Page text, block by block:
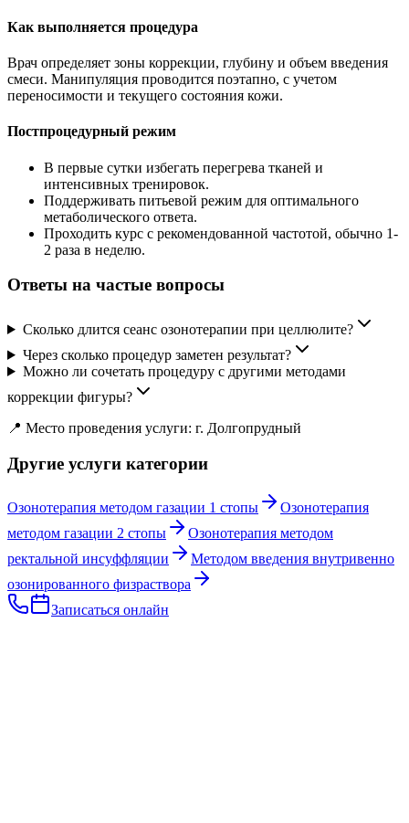
Как выполняется процедура
Врач определяет зоны коррекции, глубину и объем введения
смеси. Манипуляция проводится поэтапно, с учетом
переносимости и текущего состояния кожи.
Постпроцедурный режим
В первые сутки избегать перегрева тканей и
интенсивных тренировок.
Поддерживать питьевой режим для оптимального
метаболического ответа.
Проходить курс с рекомендованной частотой, обычно 1-
2 раза в неделю.
Ответы на частые вопросы
Сколько длится сеанс озонотерапии при целлюлите?
Через сколько процедур заметен результат?
Можно ли сочетать процедуру с другими методами
коррекции фигуры?
📍 Место проведения услуги: г. Долгопрудный
Другие услуги категории
Озонотерапия методом газации 1 стопы
Озонотерапия
методом газации 2 стопы
Озонотерапия методом
ректальной инсуффляции
Методом введения внутривенно
озонированного физраствора
Записаться онлайн